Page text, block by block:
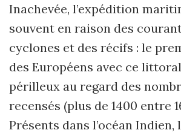
Inachevée, l’expédition
souvent en raison des
cyclones et des récifs : le
des Européens avec ce
périlleux au regard des
recensés (plus de 1400 entre
Présents dans l’océan Indien,